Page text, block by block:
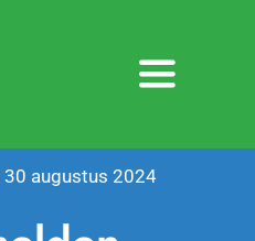
Toggle
augustus 2024